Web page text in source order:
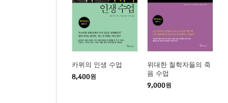
카뮈의 인생 수업
8,400원
위대한 철학자들의 죽
음 수업
9,000원